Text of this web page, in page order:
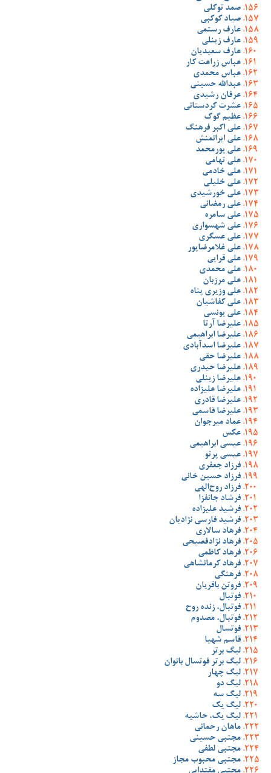
صمد توکلی
صیاد کوکبی
عارف رستمی
عارف زینلی
عارف سعیدیان
عباس زراعت کار
عباس محمدی
عبدالله حسینی
عرفان رشیدی
عشرت کردستانی
عظیم گوک
علی اکبر فرهنگ
علی ایرانمنش
علی پورمحمد
علی تهامی
علی خادمی
علی خلیلی
علی خورشیدی
علی رمضانی
علی سامره
علی شهسواری
علی عسگری
علی غلامرضاپور
علی قرایی
علی محمدی
علی مرزبان
علی وزیری پناه
علی کفاشیان
علی یونسی
علیرضا آرتا
علیرضا ابراهیمی
علیرضا اسدآبادی
علیرضا حقی
علیرضا حیدری
علیرضا زینلی
علیرضا علیزاده
علیرضا قادری
علیرضا قاسمی
عماد میرجوان
عکس
عیسی ابراهیمی
عیسی پرتو
فرزاد جعفری
فرزاد حسین خانی
فرزاد روح‌الهی
فرشاد جانفزا
فرشید علیزاده
فرشید فارسی نژادیان
فرهاد سالاری
فرهاد نژادفصیحی
فرهاد کاظمی
فرهاد کرمانشاهی
فرهنگی
فروتن باقریان
فوتبال
فوتبال، زنده روح
فوتبال، مصدوم
فوتسال
قاسم شهبا
لیگ برتر
لیگ برتر فوتسال بانوان
لیگ چهار
لیگ دو
لیگ سه
لیگ یک
لیگ یک، حاشیه
ماهان رحمانی
مجتبی حسینی
مجتبی لطفی
مجتبی محبوب مجاز